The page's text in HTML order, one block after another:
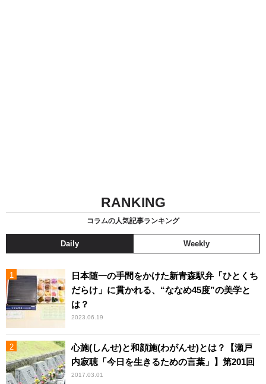
RANKING
コラムの人気記事ランキング
Daily Weekly
日本随一の手間をかけた新青森駅弁「ひとくち
だらけ」に貫かれる、“ななめ45度”の美学と
は？
2023.06.19
心施(しんせ)と和顔施(わがんせ)とは？【瀬戸
内寂聴「今日を生きるための言葉」】第201回
2017.03.01